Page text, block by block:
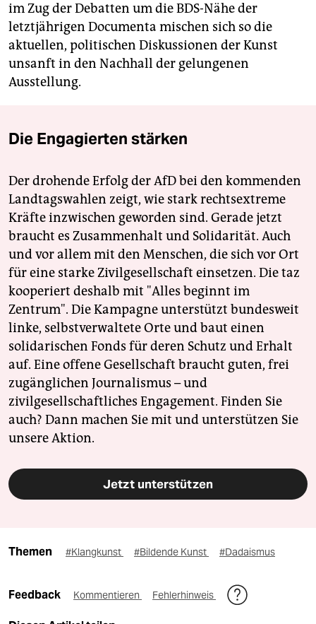
im Zug der Debatten um die BDS-Nähe der
letztjährigen Documenta mischen sich so die
aktuellen, politischen Diskussionen der Kunst
unsanft in den Nachhall der gelungenen
Ausstellung.
Die Engagierten stärken
Der drohende Erfolg der AfD bei den kommenden
Landtagswahlen zeigt, wie stark rechtsextreme
Kräfte inzwischen geworden sind. Gerade jetzt
braucht es Zusammenhalt und Solidarität. Auch
und vor allem mit den Menschen, die sich vor Ort
für eine starke Zivilgesellschaft einsetzen. Die taz
kooperiert deshalb mit "Alles beginnt im
Zentrum". Die Kampagne unterstützt bundesweit
linke, selbstverwaltete Orte und baut einen
solidarischen Fonds für deren Schutz und Erhalt
auf. Eine offene Gesellschaft braucht guten, frei
zugänglichen Journalismus – und
zivilgesellschaftliches Engagement. Finden Sie
auch? Dann machen Sie mit und unterstützen Sie
unsere Aktion.
Jetzt unterstützen
Themen #Klangkunst #Bildende Kunst #Dadaismus
Feedback Kommentieren Fehlerhinweis